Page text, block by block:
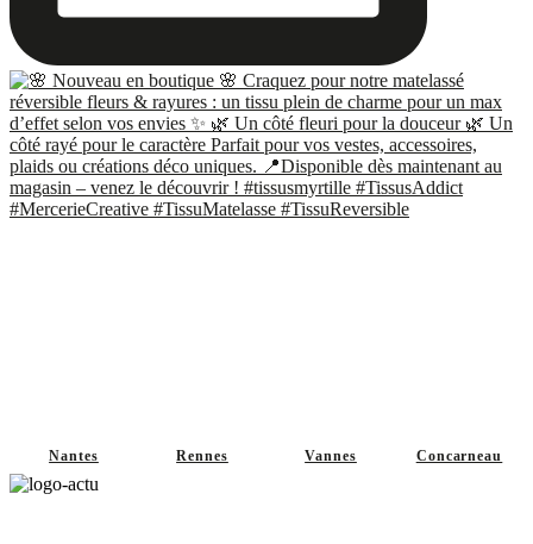
Nantes Rennes Vannes Concarneau